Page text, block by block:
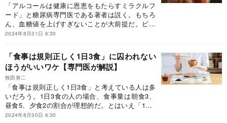
「アルコールは健康に恩恵をもたらすミラクルフ
ード」と糖尿病専門医である著者は説く。もちろ
ん、血糖値を上げすぎないことが大前提だ。ビー
ル、紹興酒、梅酒、ウイスキー、ジン、焼酎、白
果」「美肌効果」も得られるアルコールはどれな
のか？お酒のベストな飲み方を伝授する。本稿
は、牧田善二『疲れない体をつくる最高の食事
術』（小学館）の一部を抜粋・編集したもので
す。
2024年8月31日 6:30
「食事は規則正しく1日3食」に囚われない
ほうがいいワケ【専門医が解説】
牧田善二
「食事は規則正しく1日3食」と考えている人は多
いだろう。1日3食の人の場合、食事量は朝食3、
昼食5、夕食2の割合が理想的だ。とはいえ「1日3
食」の教えが生きるのは毎食「腹8分目」を守れ
2024年8月30日 6:30